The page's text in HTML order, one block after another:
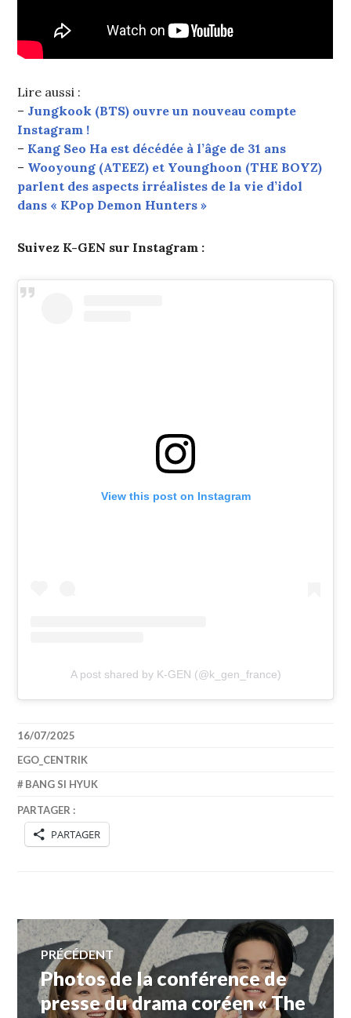
Lire aussi :
– Jungkook (BTS) ouvre un nouveau compte
Instagram !
– Kang Seo Ha est décédée à l’âge de 31 ans
– Wooyoung (ATEEZ) et Younghoon (THE BOYZ)
parlent des aspects irréalistes de la vie d’idol
dans « KPop Demon Hunters »
Suivez K-GEN sur Instagram :
View this post on Instagram
A post shared by K-GEN (@k_gen_france)
16/07/2025
EGO_CENTRIK
BANG SI HYUK
PARTAGER :
PARTAGER
Navigation
de
PRÉCÉDENT
Article
précédent :
Photos de la conférence de
presse du drama coréen « The